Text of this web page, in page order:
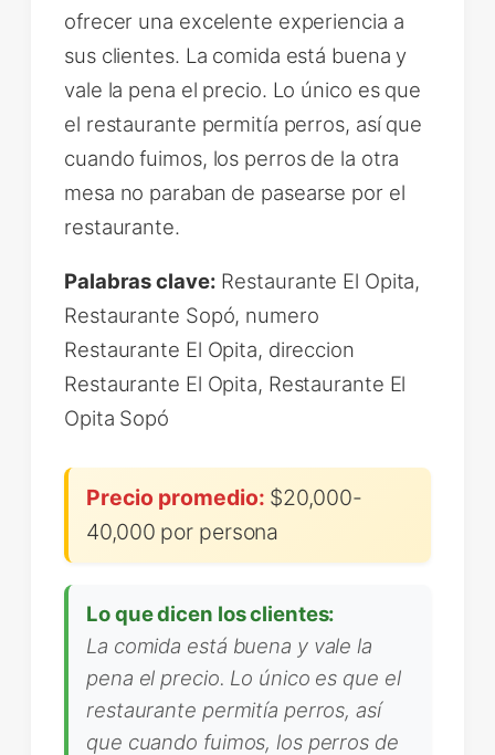
ofrecer una excelente experiencia a
sus clientes. La comida está buena y
vale la pena el precio. Lo único es que
el restaurante permitía perros, así que
cuando fuimos, los perros de la otra
mesa no paraban de pasearse por el
restaurante.
Palabras clave: Restaurante El Opita,
Restaurante Sopó, numero
Restaurante El Opita, direccion
Restaurante El Opita, Restaurante El
Opita Sopó
Precio promedio: $20,000-
40,000 por persona
Lo que dicen los clientes:
La comida está buena y vale la
pena el precio. Lo único es que el
restaurante permitía perros, así
que cuando fuimos, los perros de